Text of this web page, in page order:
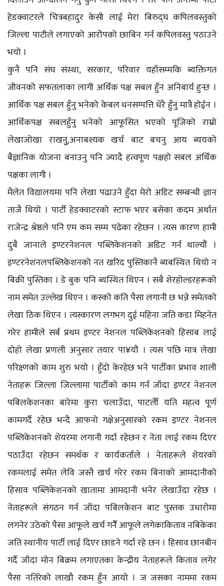
हेडक्वाटरले चित्रबहादुर केसी लाई मेरा बिरुद्घ कपिलवस्तुको
जिल्ला पाटीले लगाएको आरोेपको छाबिन गर्न कपिलवस्तु पठाउने
भयो ।
कुनै पनि संघ संस्था, सरकार, परिवार यहाँसम्मकि ब्यक्तिगत
जीवनको सफतलाका लागी अर्थिक पक्ष सबल हुँन अनिबार्य हुन्छ ।
आर्थिक पक्ष सबल हुँनु भनेको केबल धनसम्पत्ति धेरै हुँनु मात्रै होईन ।
आर्थिकपक्ष सबलहुँनु भनेको आफूसित भएको पूजिको राम्रो
लेखाजोखा राखनुु,अनाबश्यक खर्च बाट बचनु आय ब्ययको
बैज्ञानिक योजना बनाउनु पनि ज्यादै हत्वपूण पक्षहो सबल अर्थिक
पक्षका लागी ।
मैलेत विद्यालयमा पनि लेखा पढाउने हुँदा मेरो अडिट सम्बन्धी ज्ञान
ताजै थियो । पार्टी हेडक्वाटरको स्टाफ भएर बसेका कदम अर्थात
राजेन्द्र श्रेष्ठले पनि एम कम सम्म पढेका रहेछन । त्यस कारण हामी
दुबै जानाले इण्टरनेशनल पब्लिकेशनको अडिट गर्न थाल्यौं ।
इण्टरनेशनलपब्लिकेशनको नत खरिद पुस्तिकानै ब्यबस्थित थियो न
बिक्री पुस्तिका । डे बुक पनि ब्यस्थित थिएन । सबै शेरहोल्डरहरूको
नाम समेत उल्लेख थिएन । कस्को कति पैसा लगानी छ भन्ने समेतको
लेखा ठिक थिएन । त्यस्कारण लगभग दुई महिना जति कडा मिहनेत
गरेर हामीले सर्ब प्रथम इण्टर नेशनल पब्लिकेशनको हिसाब लाई
दोहो लेखा प्रणली अनुसार तयार पा¥यौ । त्यस पछि मात्र लेखा
परिक्ष्णको काम शुरु भयो । हुँदो केरहेछ भने पार्टीका प्रभाव शाली
नेताहरू जिल्ला जिल्लामा पार्टीको काम गर्न जाँदा इण्टर नेशनल
पबिलकेशनका बारेमा कुरा चलाउँदा, पाटर्लेी यति महत्व पूर्ण
कामगर्दै रहेछ भन्दै आफनो गक्षेअनुसारको रकम इण्टर नेशनल
पब्लिकेशनको शेयरमा लगानी गर्दा रहेछन र नेता लाई रकम दिएर
पठाउँदा रहेछन समर्थक र कार्यकर्ताले । नेताहरूले शेयरको
रकमलाई समेत लेवि जस्तै खर्च गरेर रकम बिनाको आमदानीको
हिसाव पब्लिकेशनको खातामा आमदानी भनेर लेखाउँदा रहेछ ।
नेताहरूले संगठन गर्न जाँदा पबिलकेशन बाट पुस्तक उधारोमा
लगनेर उठेको पैसा आफूले खर्च गर्नेै आफूले लगेकाकिताव नबिकेका
जति स्थानीय पार्टी लाई दिएर छाडने गर्दा रहे छन । हिसाव छानबीन
गर्दै जाँदा मोन बिक्रम लगाएतका केन्द्रीय नेताहरूले किताव लगेर
पैसा नतिरेको लाखौ रकम हुँन आयो । ज जसका नाममा रकम